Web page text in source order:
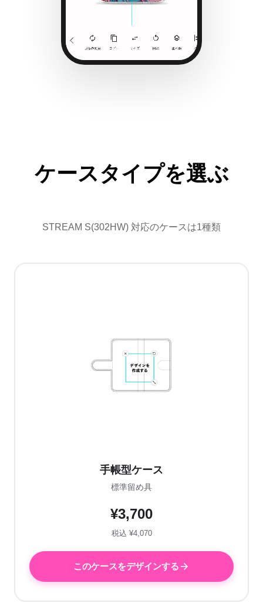
ケースタイプを選ぶ
STREAM S(302HW) 対応のケースは1種類
手帳型ケース
標準留め具
¥3,700
税込 ¥4,070
このケースをデザインする